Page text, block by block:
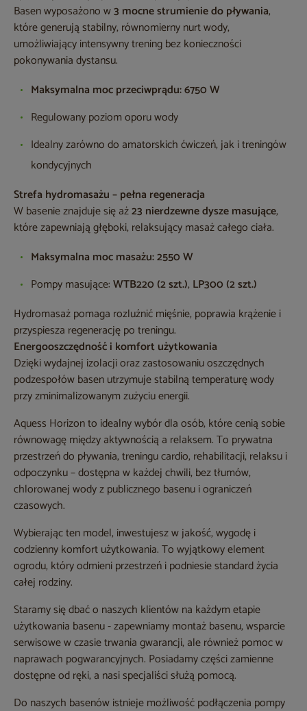
Basen wyposażono w3 mocne strumienie do pływania,
które generują stabilny, równomierny nurt wody,
umożliwiający intensywny trening bez konieczności
pokonywania dystansu.
Maksymalna moc przeciwprądu:6750 W
Regulowany poziom oporu wody
Idealny zarówno do amatorskich ćwiczeń, jak i treningów
kondycyjnych
Strefa hydromasażu – pełna regeneracja
W basenie znajduje się aż23 nierdzewne dysze masujące,
które zapewniają głęboki, relaksujący masaż całego ciała.
Maksymalna moc masażu:2550 W
Pompy masujące:WTB220 (2 szt.), LP300 (2 szt.)
Hydromasaż pomaga rozluźnić mięśnie, poprawia krążenie i
przyspiesza regenerację po treningu.
Energooszczędność i komfort użytkowania
Dzięki wydajnej izolacji oraz zastosowaniu oszczędnych
podzespołów basen utrzymuje stabilną temperaturę wody
przy zminimalizowanym zużyciu energii.
Aquess Horizon to idealny wybór dla osób, które cenią sobie
równowagę między aktywnością a relaksem. To prywatna
przestrzeń do pływania, treningu cardio, rehabilitacji, relaksu i
odpoczynku – dostępna w każdej chwili, bez tłumów,
chlorowanej wody z publicznego basenu i ograniczeń
czasowych.
Wybierając ten model, inwestujesz w jakość, wygodę i
codzienny komfort użytkowania. To wyjątkowy element
ogrodu, który odmieni przestrzeń i podniesie standard życia
całej rodziny.
Staramy się dbać o naszych klientów na każdym etapie
użytkowania basenu - zapewniamy montaż basenu, wsparcie
serwisowe w czasie trwania gwarancji, ale również pomoc w
naprawach pogwarancyjnych. Posiadamy części zamienne
dostępne od ręki, a nasi specjaliści służą pomocą.
Do naszych basenów istnieje możliwość podłączenia pompy